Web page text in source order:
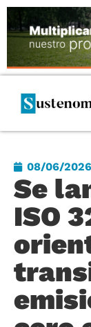
08/06/2026
Se
ISO